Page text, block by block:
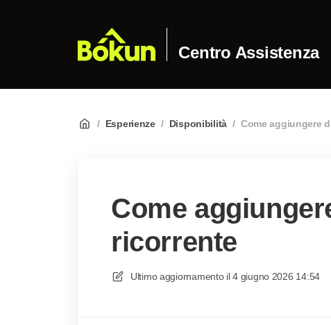
Centro Assistenza
/ Esperienze / Disponibilità / Come aggiungere
Come
ricorrente
Ultimo aggiornamento il 4 giugno 2026 14:54